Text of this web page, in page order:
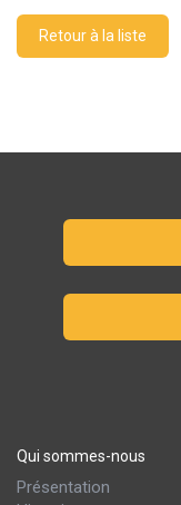
Retour à la liste
Qui sommes-nous
Présentation